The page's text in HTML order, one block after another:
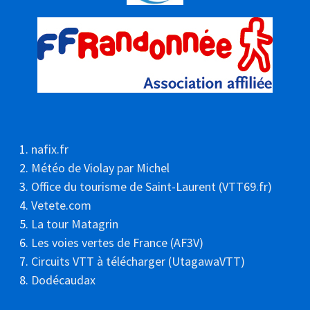
nafix.fr
Météo de Violay par Michel
Office du tourisme de Saint-Laurent (VTT69.fr)
Vetete.com
La tour Matagrin
Les voies vertes de France (AF3V)
Circuits VTT à télécharger (UtagawaVTT)
Dodécaudax